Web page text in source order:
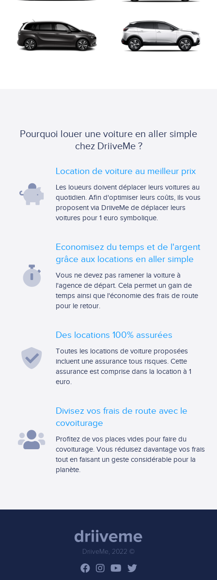
Pourquoi louer une voiture en aller simple
chez DriiveMe ?
Location de voiture au meilleur prix
Les loueurs doivent déplacer leurs voitures au
quotidien. Afin d'optimiser leurs coûts, ils vous
proposent via DriiveMe de déplacer leurs
voitures pour 1 euro symbolique.
Economisez du temps et de l'argent
grâce aux locations en aller simple
Vous ne devez pas ramener la voiture à
l'agence de départ. Cela permet un gain de
temps ainsi que l'économie des frais de route
pour le retour.
Des locations 100% assurées
Toutes les locations de voiture proposées
incluent une assurance tous risques. Cette
assurance est comprise dans la location à 1
euro.
Divisez vos frais de route avec le
covoiturage
Profitez de vos places vides pour faire du
covoiturage. Vous réduisez davantage vos frais
tout en faisant un geste considérable pour la
planète.
DriiveMe, 2022 ©